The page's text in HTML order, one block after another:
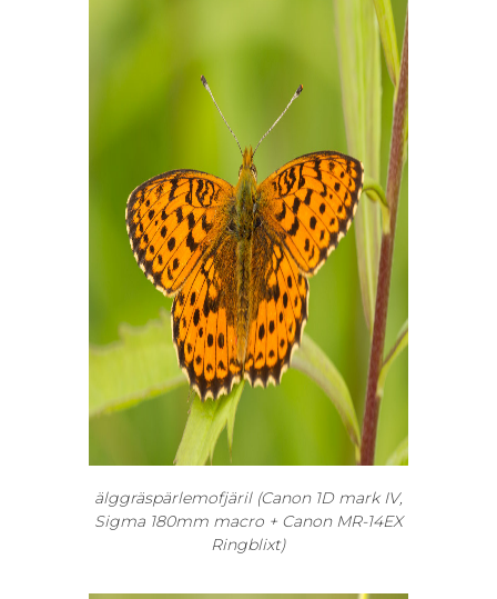
älggräspärlemofjäril (Canon 1D mark IV,
Sigma 180mm macro + Canon MR-14EX
Ringblixt)